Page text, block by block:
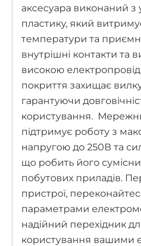
аксесуара виконаний з
пластику, який
температури та
внутрішні контакти та
високою
покриття захищає вилку
гарантуючи
користування.
підтримує роботу з
напругою до 250В та
що робить його
побутових приладів.
пристрої,
параметрами
надійний перехідник
користування вашими